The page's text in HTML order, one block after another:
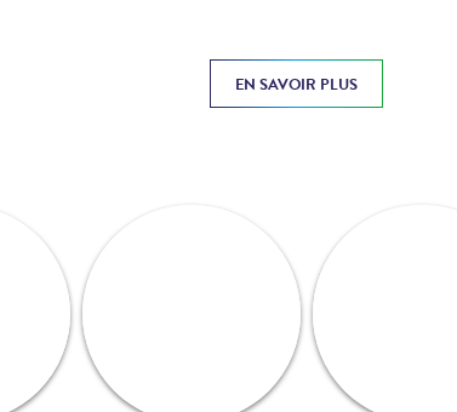
EN SAVOIR PLUS